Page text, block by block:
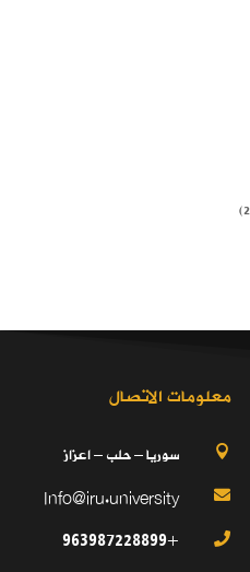
معلومات الاتصال
 سوريا – حلب – اعزاز

Info@iru.university

+963987228899